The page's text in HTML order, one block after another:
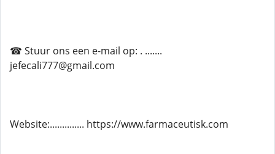
☎ Stuur ons een e-mail op: . .......
jefecali777@gmail.com
Website:.............. https://www.farmaceutisk.com